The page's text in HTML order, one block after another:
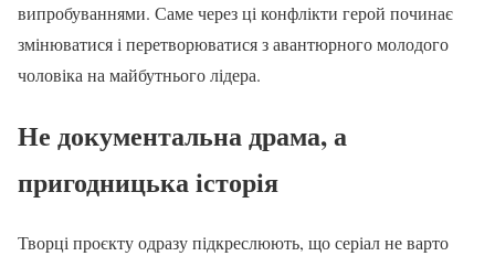
випробуваннями. Саме через ці конфлікти герой починає
змінюватися і перетворюватися з авантюрного молодого
чоловіка на майбутнього лідера.
Не документальна драма, а
пригодницька історія
Творці проєкту одразу підкреслюють, що серіал не варто